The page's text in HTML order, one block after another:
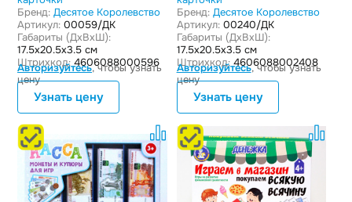
Бренд: Десятое Королевство
Артикул: 00059/ДК
Габариты (ДxВxШ):
17.5x20.5x3.5 см
Штрихкод: 4606088000596
Авторизуйтесь, чтобы узнать
цену
Узнать цену
Бренд: Десятое Королевство
Артикул:00240/ДК
Габариты (ДxВxШ):
17.5x20.5x3.5 см
Штрихкод:4606088002408
Авторизуйтесь, чтобы узнать
цену
Узнать цену